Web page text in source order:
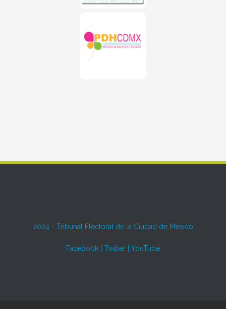
2024 - Tribunal Electoral de la Ciudad de México
Facebook Twitter YouTube